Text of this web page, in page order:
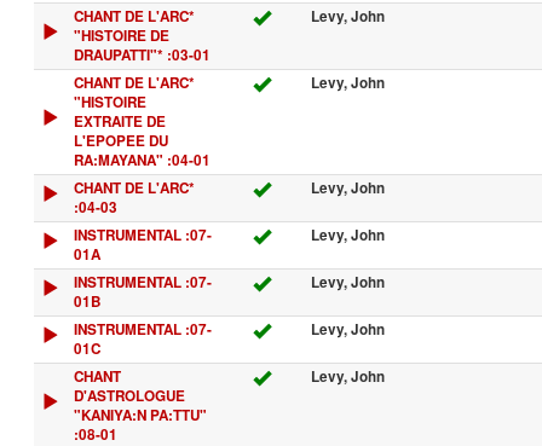
CHANT DE L'ARC*
"HISTOIRE DE
DRAUPATTI"* :03-01
Levy, John
CHANT DE L'ARC*
"HISTOIRE
EXTRAITE DE
L'EPOPEE DU
RA:MAYANA" :04-01
Levy, John
CHANT DE L'ARC*
:04-03
Levy, John
INSTRUMENTAL :07-
01A
Levy, John
INSTRUMENTAL :07-
01B
Levy, John
INSTRUMENTAL :07-
01C
Levy, John
CHANT
D'ASTROLOGUE
"KANIYA:N PA:TTU"
:08-01
Levy, John